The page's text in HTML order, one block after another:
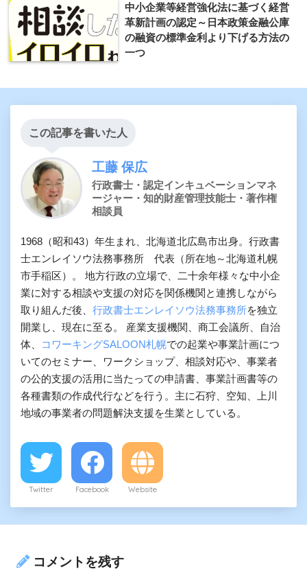
中小企業等経営強化法に基づく経営
革新計画の認定～日本政策金融公庫
の融資の標準金利より下げる方法の
一つ
この記事を書いた人
工藤 保広
行政書士・認定インキュベーションマネ
ージャー・知的財産管理技能士・著作権
相談員
1968（昭和43）年生まれ、北海道北広島市出身。行政書
士エンレイソウ法務事務所 代表（所在地～北海道札幌
市手稲区）。 地方行政の立場で、二十余年様々な中小企
業に対する相談や支援の対応を関係機関と連携しながら
取り組んだ後、 行政書士エンレイソウ法務事務所を独立
開業し、現在に至る。 産業支援機関、商工会議所、自治
体、
コワーキングSALOON札幌での起業や事業計画につ
いてのセミナー、ワークショップ、相談対応や、事業者
の公的支援の活用に当たっての申請書、事業計画書等の
各種書類の作成代行などを行う。主に石狩、空知、上川
地域の事業者の問題解決支援を生業としている。
Twitter Facebook Website
コメントを残す